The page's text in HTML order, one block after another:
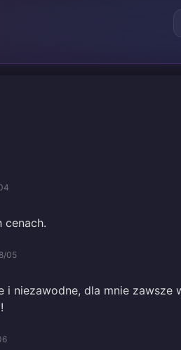
cenach.
05
i niezawodne, dla mnie zawsze